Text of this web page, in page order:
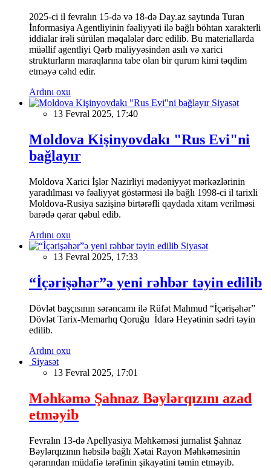
2025-ci il fevralın 15-də və 18-də Day.az saytında Turan
İnformasiya Agentliyinin fəaliyyəti ilə bağlı böhtan xarakterli
iddialar irəli sürülən məqalələr dərc edilib. Bu materiallarda
müəllif agentliyi Qərb maliyyəsindən asılı və xarici
strukturların maraqlarına tabe olan bir qurum kimi təqdim
etməyə cəhd edir.
Ardını oxu
Siyasət
13 Fevral 2025, 17:40
Moldova Kişinyovdakı "Rus Evi"ni
bağlayır
Moldova Xarici İşlər Nazirliyi mədəniyyət mərkəzlərinin
yaradılması və fəaliyyət göstərməsi ilə bağlı 1998-ci il tarixli
Moldova-Rusiya sazişinə birtərəfli qaydada xitam verilməsi
barədə qərar qəbul edib.
Ardını oxu
Siyasət
13 Fevral 2025, 17:33
“İçərişəhər”ə yeni rəhbər təyin edilib
Dövlət başçısının sərəncamı ilə Rüfət Mahmud “İçərişəhər”
Dövlət Tarix-Memarlıq Qoruğu İdarə Heyətinin sədri təyin
edilib.
Ardını oxu
Siyasət
13 Fevral 2025, 17:01
Məhkəmə Şahnaz Bəylərqızını azad
etməyib
Fevralın 13-də Apellyasiya Məhkəməsi jurnalist Şahnaz
Bəylərqızının həbsilə bağlı Xətai Rayon Məhkəməsinin
qərarından müdafiə tərəfinin şikayətini təmin etməyib.